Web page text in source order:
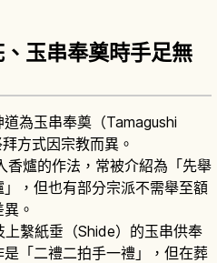
玉串奉奠時手足無
為玉串奉奠（Tamagushi
方式因宗教而異。
爐的作法，常被介紹為「先舉
，但也有部分宗派不需舉至額
。
繫紙垂（Shide）的玉串供奉
「二禮二拍手一禮」，但在葬